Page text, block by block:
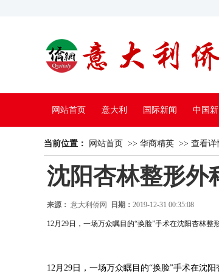
网站首页 意大利 国际新闻 中国新
中国电视
当前位置： 网站首页 >> 华商精英 >> 查看详
沈阳杏林整形外
来源： 意大利侨网 日期： 2019-12-31 00:35:08
12月29日，一场万众瞩目的“换脸”手术在沈阳杏林
12月29日，一场万众瞩目的“换脸”手术在沈